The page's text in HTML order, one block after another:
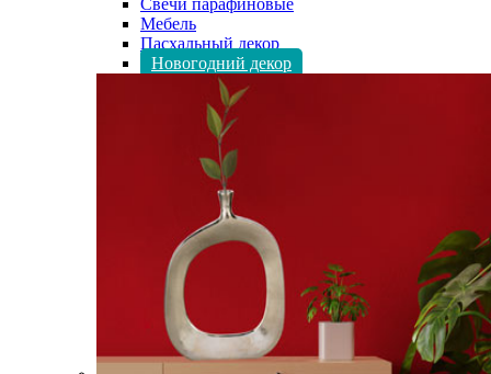
Свечи парафиновые
Мебель
Пасхальный декор
Новогодний декор